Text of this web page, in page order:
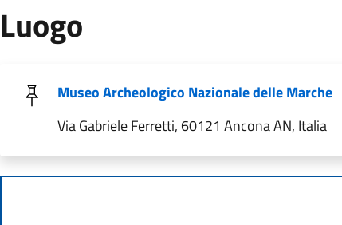
Luogo
Museo Archeologico Nazionale delle Marche
Via Gabriele Ferretti, 60121 Ancona AN, Italia